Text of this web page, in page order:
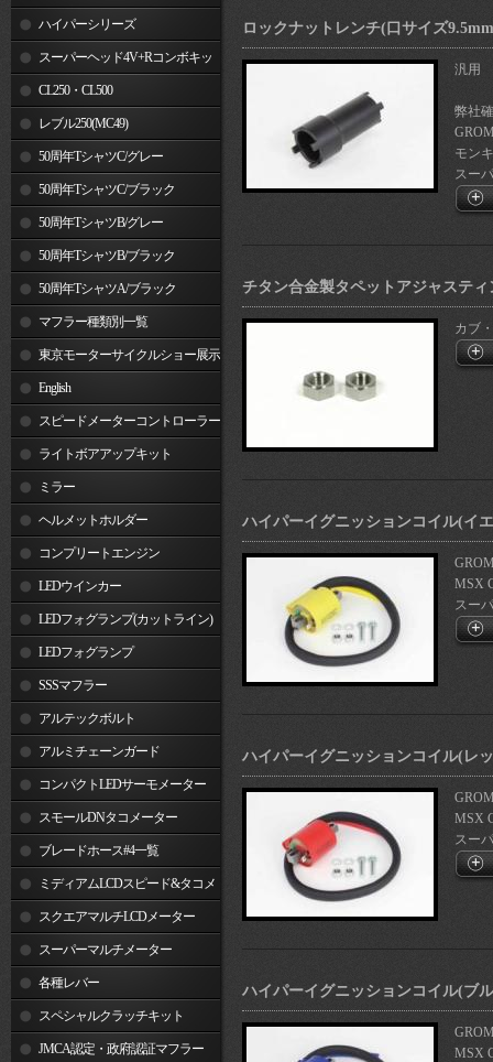
ハイパーシリーズ
スーパーヘッド4V+Rコンボキッ
ト CL250・CL500
レブル250(MC49)
50周年TシャツC/グレー
50周年TシャツC/ブラック
50周年TシャツB/グレー
50周年TシャツB/ブラック
50周年TシャツA/ブラック
マフラー種類別一覧
東京モーターサイクルショー展示
車両 English
スピードメーターコントローラー
ライトボアアップキット
ミラー
ヘルメットホルダー
コンプリートエンジン
LEDウインカー
LEDフォグランプ(カットライン)
LEDフォグランプ
SSSマフラー
アルテックボルト
アルミチェーンガード
コンパクトLEDサーモメーター
スモールDNタコメーター
ブレードホース#4一覧
ミディアムLCDスピード&タコメ
ータースクエアマルチLCDメーター
スーパーマルチメーター
各種レバー
スペシャルクラッチキット
JMCA認定・政府認証マフラー
ロックナットレンチ(口サイズ
汎用
弊社
モン
スー
チタン合金製タペットアジャステ
カブ
ハイパーイグニッションコイル(イ
MSX
スー
ハイパーイグニッションコイル(レ
MSX
スー
ハイパーイグニッションコイル(ブ
MSX